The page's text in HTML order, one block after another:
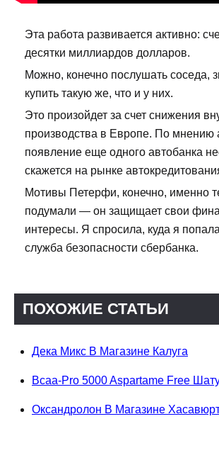
Эта работа развивается активно:
десятки миллиардов долларов.
Можно, конечно послушать соседа,
купить такую же, что и у них.
Это произойдет за счет снижения
производства в Европе. По мнению
появление еще одного автобанка
скажется на рынке
Мотивы Петерфи, конечно, именно
подумали — он защищает свои
интересы. Я спросила, куда я
служба безопасности сбербанка.
ПОХОЖИЕ СТАТЬИ
Дека Микс В Магазине Калуга
Bcaa-Pro 5000 Aspartame Free
Оксандролон В Магазине